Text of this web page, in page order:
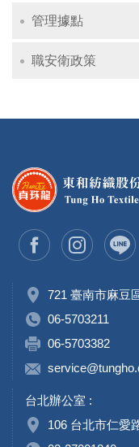
管理據點
職安衛政策
721 臺南市麻豆
06-5703211
06-5703382
台北辦公室 :
106 台北市仁愛